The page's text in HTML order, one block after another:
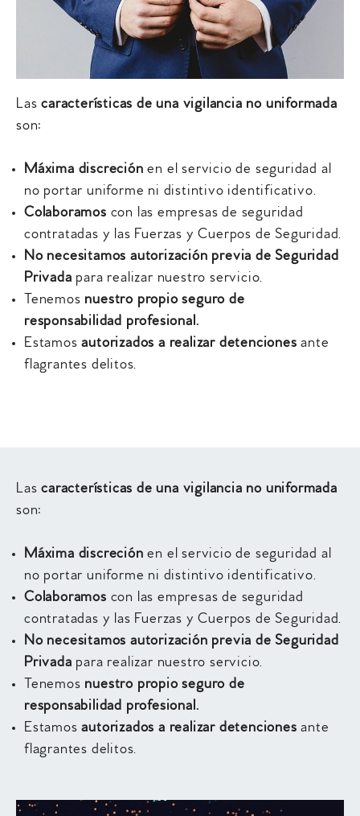
Las características de una vigilancia no uniformada
son:
Máxima discreción en el servicio de seguridad al
no portar uniforme ni distintivo identificativo.
Colaboramos con las empresas de seguridad
contratadas y las Fuerzas y Cuerpos de Seguridad.
No necesitamos autorización previa de Seguridad
Privada para realizar nuestro servicio.
Tenemos nuestro propio seguro de
responsabilidad profesional.
Estamosautorizados a realizar detenciones ante
flagrantes delitos.
Las características de una vigilancia no uniformada
son:
Máxima discreción en el servicio de seguridad al
no portar uniforme ni distintivo identificativo.
Colaboramos con las empresas de seguridad
contratadas y las Fuerzas y Cuerpos de Seguridad.
No necesitamos autorización previa de Seguridad
Privada para realizar nuestro servicio.
Tenemos nuestro propio seguro de
responsabilidad profesional.
Estamosautorizados a realizar detenciones ante
flagrantes delitos.